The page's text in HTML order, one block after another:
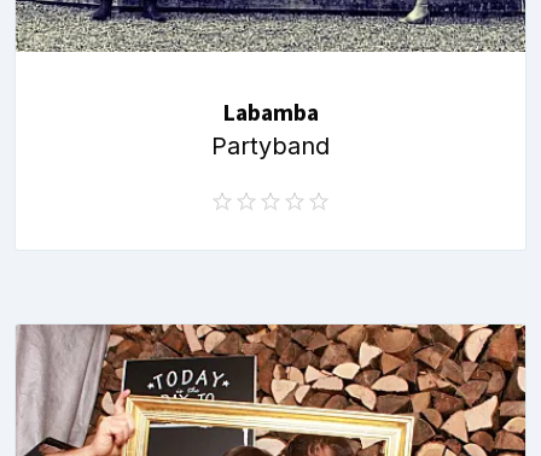
Labamba
Partyband